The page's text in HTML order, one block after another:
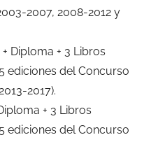
2007, 2008-2012 y
Diploma + 3 Libros
ediciones del Concurso
2017).
+ 3 Libros
ediciones del Concurso